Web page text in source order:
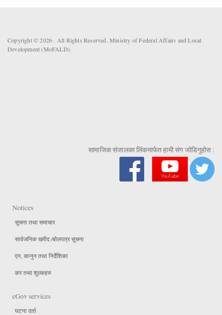
Copyright © 2026 . All Rights Reserved. Ministry of Federal Affairs and Local
Development (MoFALD).
सामाजिक संजालका लिंकमार्फत हामी संग जोडिनुहोस :
Notices
सूचना तथा समाचार
सार्वजनिक खरीद /बोलपत्र सूचना
एन, कानुन तथा निर्देशिका
कर तथा शुल्कहरु
eGov services
घटना दर्ता